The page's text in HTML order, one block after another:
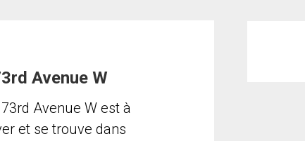
Avenue W
Avenue W est à
et se trouve dans